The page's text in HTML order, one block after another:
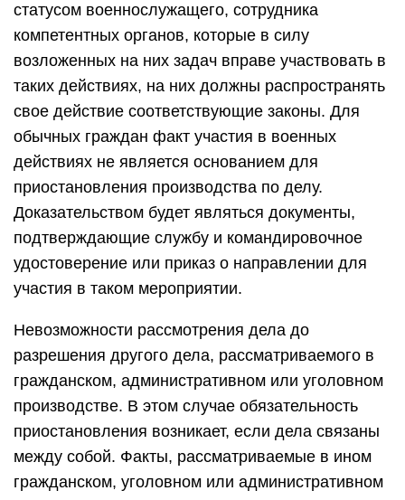
статусом военнослужащего, сотрудника
компетентных органов, которые в силу
возложенных на них задач вправе участвовать в
таких действиях, на них должны распространять
свое действие соответствующие законы. Для
обычных граждан факт участия в военных
действиях не является основанием для
приостановления производства по делу.
Доказательством будет являться документы,
подтверждающие службу и командировочное
удостоверение или приказ о направлении для
участия в таком мероприятии.
Невозможности рассмотрения дела до
разрешения другого дела, рассматриваемого в
гражданском, административном или уголовном
производстве. В этом случае обязательность
приостановления возникает, если дела связаны
между собой. Факты, рассматриваемые в ином
гражданском, уголовном или административном